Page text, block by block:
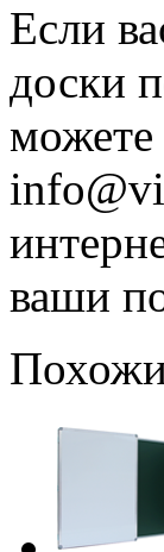
Если
доски
ваши